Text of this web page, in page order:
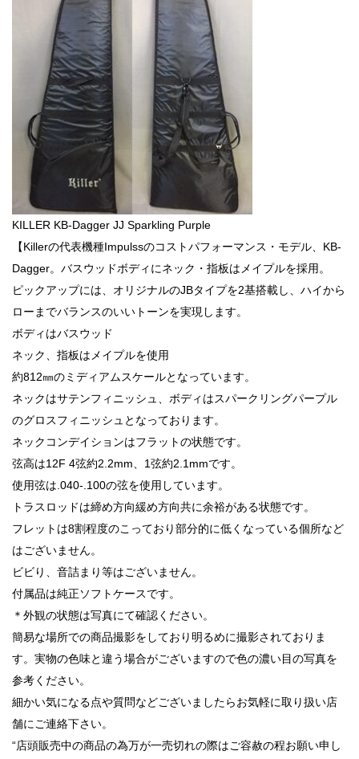
KILLER KB-Dagger JJ Sparkling Purple
【Killerの代表機種Impulssのコストパフォーマンス・モデル、KB-
Dagger。バスウッドボディにネック・指板はメイプルを採用。
ピックアップには、オリジナルのJBタイプを2基搭載し、ハイから
ローまでバランスのいいトーンを実現します。
ボディはバスウッド
ネック、指板はメイプルを使用
約812㎜のミディアムスケールとなっています。
ネックはサテンフィニッシュ、ボディはスパークリングパープル
のグロスフィニッシュとなっております。
ネックコンデイションはフラットの状態です。
弦高は12F 4弦約2.2mm、1弦約2.1mmです。
使用弦は.040-.100の弦を使用しています。
トラスロッドは締め方向緩め方向共に余裕がある状態です。
フレットは8割程度のこっており部分的に低くなっている個所など
はございません。
ビビり、音詰まり等はございません。
付属品は純正ソフトケースです。
＊外観の状態は写真にて確認ください。
簡易な場所での商品撮影をしており明るめに撮影されておりま
す。実物の色味と違う場合がございますので色の濃い目の写真を
参考ください。
細かい気になる点や質問などございましたらお気軽に取り扱い店
舗にご連絡下さい。
“店頭販売中の商品の為万が一売切れの際はご容赦の程お願い申し